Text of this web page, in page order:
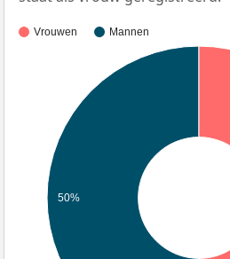
Vrouwen Mannen
50%